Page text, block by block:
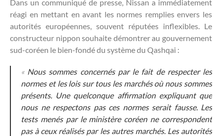
Dans un communiqué de presse, Nissan a immédiatement
réagi en mettant en avant les normes remplies envers les
autorités européennes, souvent réputées inflexibles. Le
constructeur nippon souhaite démontrer au gouvernement
sud-coréen le bien-fondé du système du Qashqai :
« Nous sommes concernés par le fait de respecter les
normes et les lois sur tous les marchés où nous sommes
présents. Une quelconque affirmation expliquant que
nous ne respectons pas ces normes serait fausse. Les
tests menés par le ministère coréen ne correspondent
pas à ceux réalisés par les autres marchés. Les autorités